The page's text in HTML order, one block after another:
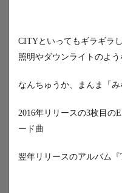
CITYといってもギラギラ
照明やダウンライトのよう
なんちゅうか、まんま「
2016年リリースの3枚目の
ード曲
翌年リリースのアルバム